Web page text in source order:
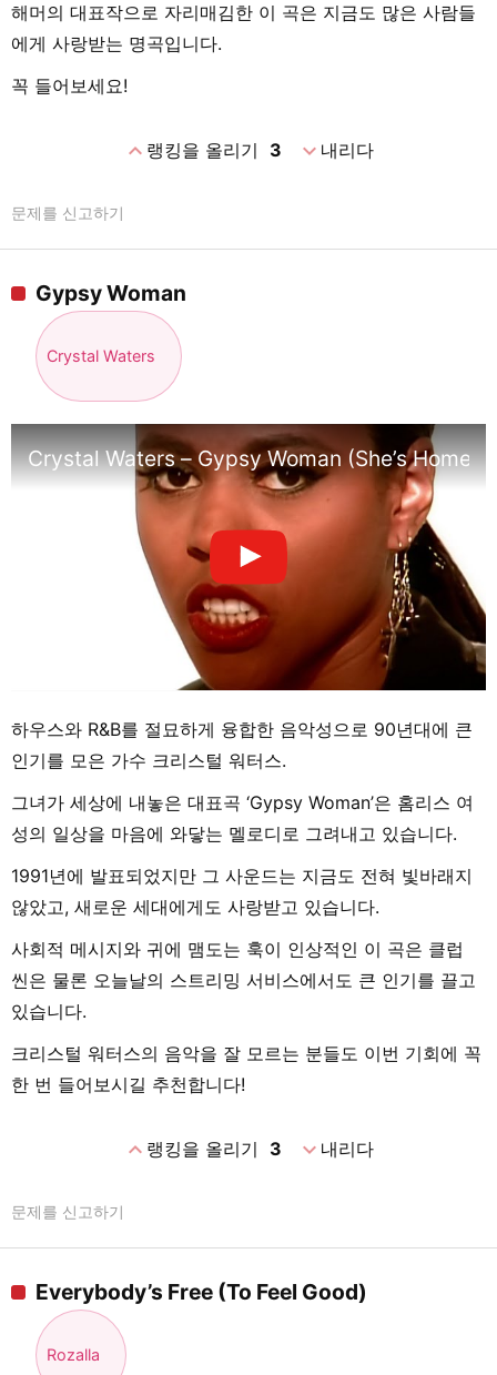
해머의 대표작으로 자리매김한 이 곡은 지금도 많은 사람들
에게 사랑받는 명곡입니다.
꼭 들어보세요!
expand_less랭킹을 올리기 3 expand_more내리다
문제를 신고하기
Gypsy Woman
Crystal Waters
Crystal Waters – Gypsy Woman (She’s
하우스와 R&B를 절묘하게 융합한 음악성으로 90년대에 큰
인기를 모은 가수 크리스털 워터스.
그녀가 세상에 내놓은 대표곡 ‘Gypsy Woman’은 홈리스 여
성의 일상을 마음에 와닿는 멜로디로 그려내고 있습니다.
1991년에 발표되었지만 그 사운드는 지금도 전혀 빛바래지
않았고, 새로운 세대에게도 사랑받고 있습니다.
사회적 메시지와 귀에 맴도는 훅이 인상적인 이 곡은 클럽
씬은 물론 오늘날의 스트리밍 서비스에서도 큰 인기를 끌고
있습니다.
크리스털 워터스의 음악을 잘 모르는 분들도 이번 기회에 꼭
한 번 들어보시길 추천합니다!
expand_less랭킹을 올리기 3 expand_more내리다
문제를 신고하기
Everybody’s Free (To Feel Good)
Rozalla